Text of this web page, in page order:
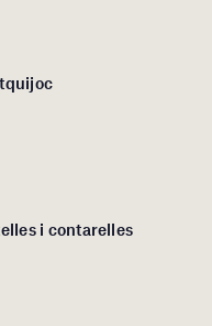
i contarelles